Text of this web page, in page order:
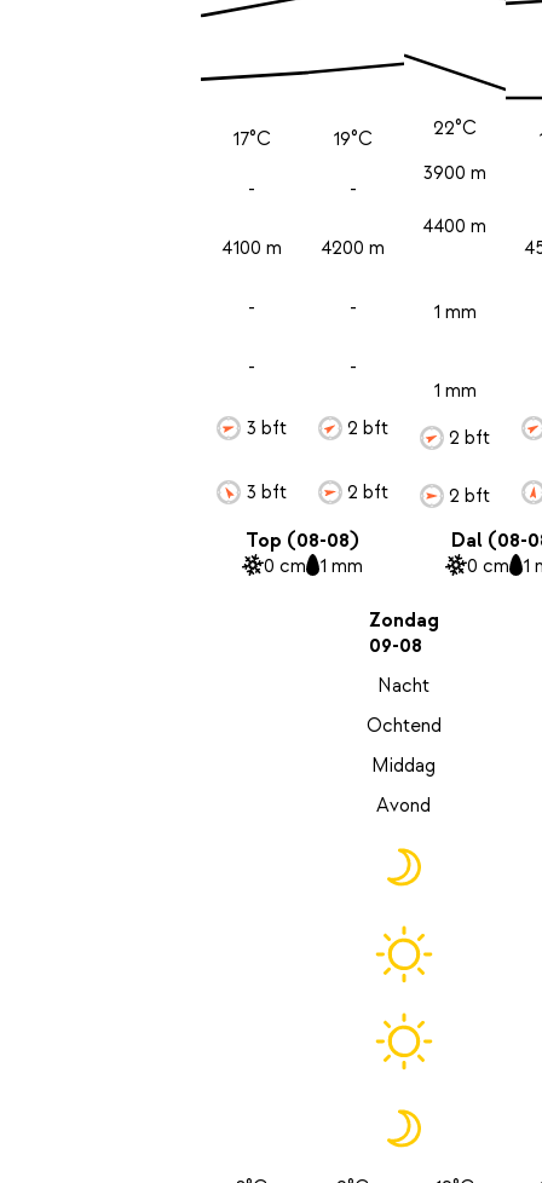
17°C
-
4100 m
-
-
3 bft
3 bft
19°C
-
4200 m
-
-
2 bft
2 bft
22°C
3900 m
4400 m
1 mm
1 mm
2 bft
2 bft
Top (08-08)
0 cm 1 mm
Dal (08-
0 cm 1
Zondag
09-08
Nacht
Ochtend
Middag
Avond